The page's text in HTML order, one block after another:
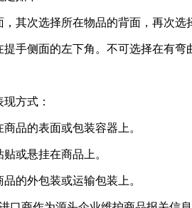
其次选择所在物品的背面，再次
提手侧面的左下角。不可选择在有
方式：
品的表面或包装容器上。
或悬挂在商品上。
的外包装或运输包装上。